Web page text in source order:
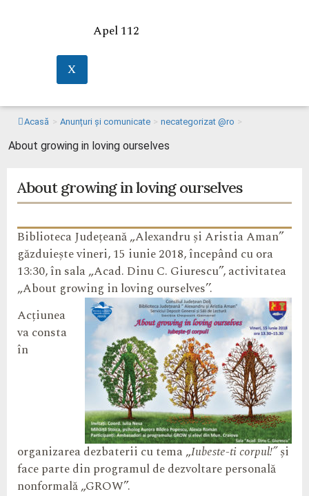
Apel 112
X
Acasă > Anunțuri și comunicate > necategorizat @ro >
About growing in loving ourselves
About growing in loving ourselves
Biblioteca Județeană „Alexandru și Aristia Aman”
găzduiește vineri, 15 iunie 2018, începând cu ora
13:30, în sala „Acad. Dinu C. Giurescu”, activitatea
„About growing in loving ourselves’’.
Acțiunea
va consta
în
organizarea dezbaterii cu tema „Iubeste-ti corpul!”și
face parte dinprogramul de dezvoltare personală
nonformală „GROW”.